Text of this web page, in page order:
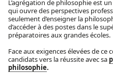
L’agrégation de philosophie est
qui ouvre des perspectives
seulement d’enseigner la
d’accéder à des postes dans le
préparatoires aux grandes écoles.
Face aux exigences élevées de ce
candidats vers la réussite avec sa
philosophie.